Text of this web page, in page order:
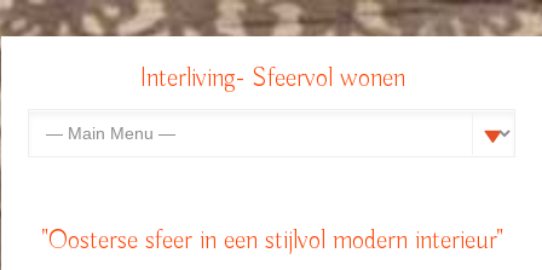
Interliving- Sfeervol wonen
"Oosterse sfeer in een stijlvol modern interieur"